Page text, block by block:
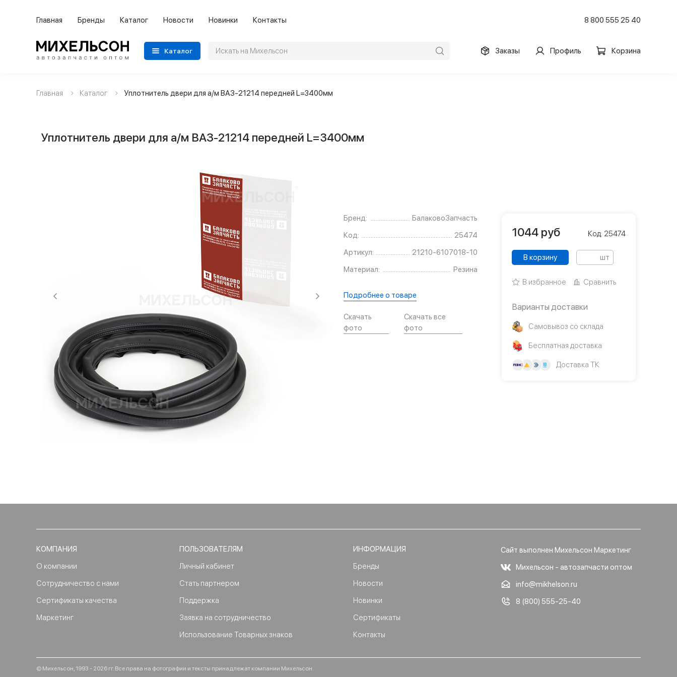
Главная Бренды Каталог Новости Новинки Контакты 8 800 555 25 40
Каталог Заказы Профиль Корзина
Применяемость
Категории автозапчастей
Главная Каталог Уплотнитель двери для а/м ВАЗ-21214 передней L=3400мм
Уплотнитель двери для а/м ВАЗ-21214 передней L=3400мм
Бренд:
БалаковоЗапчасть
Код:
25474
Артикул:
21210-6107018-10
Материал:
Резина
Подробнее о товаре
Скачать
фото
Скачать все
фото
1044 руб Код: 25474
В корзину шт
В избранное Сравнить
Варианты доставки
Самовывоз со склада
Бесплатная доставка
Доставка ТК
КОМПАНИЯ
О компании
Сотрудничество с нами
Сертификаты качества
Маркетинг
ПОЛЬЗОВАТЕЛЯМ
Личный кабинет
Стать партнером
Поддержка
Заявка на сотрудничество
Использование Товарных знаков
ИНФОРМАЦИЯ
Бренды
Новости
Новинки
Сертификаты
Контакты
Сайт выполнен Михельсон Маркетинг
Михельсон - автозапчасти оптом
info@mikhelson.ru
8 (800) 555-25-40
© Михельсон, 1993 - 2026 гг. Все права на фотографии и тексты принадлежат компании Михельсон.